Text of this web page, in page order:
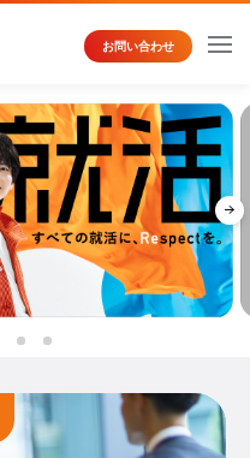
お問い合わせ